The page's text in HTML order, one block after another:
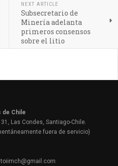
NEXT ARTICLE
Subsecretario de
Minería adelanta
primeros consensos
sobre el litio
de Chile
Las Condes, Santiago-Chile.
fuera de servicio)